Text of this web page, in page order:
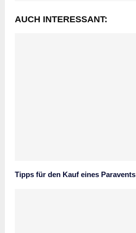
AUCH INTERESSANT:
Tipps für den Kauf eines Paravents